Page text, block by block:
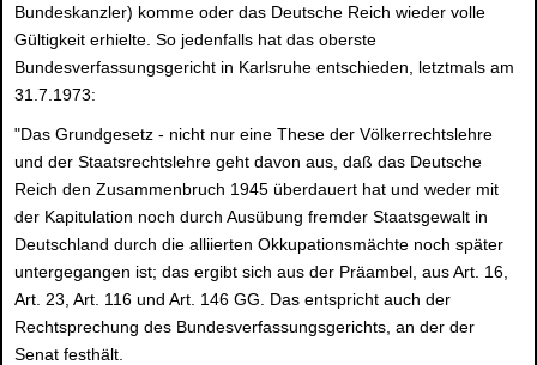
Bundeskanzler) komme oder das Deutsche Reich wieder volle
Gültigkeit erhielte. So jedenfalls hat das oberste
Bundesverfassungsgericht in Karlsruhe entschieden, letztmals am
31.7.1973:
"Das Grundgesetz - nicht nur eine These der Völkerrechtslehre
und der Staatsrechtslehre geht davon aus, daß das Deutsche
Reich den Zusammenbruch 1945 überdauert hat und weder mit
der Kapitulation noch durch Ausübung fremder Staatsgewalt in
Deutschland durch die alliierten Okkupationsmächte noch später
untergegangen ist; das ergibt sich aus der Präambel, aus Art. 16,
Art. 23, Art. 116 und Art. 146 GG. Das entspricht auch der
Rechtsprechung des Bundesverfassungsgerichts, an der der
Senat festhält.